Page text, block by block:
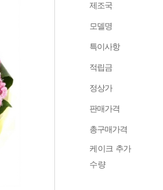
제조국
모델명
특이사항
적립금
정상가
판매가격
총구매가격
케이크 추가
수량